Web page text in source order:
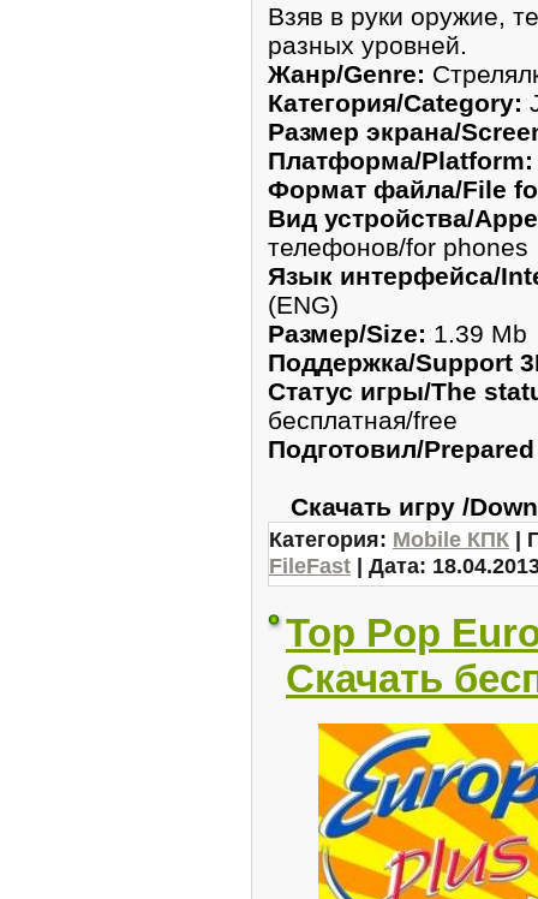
Взяв в руки оружие,
разных уровней.
Жанр/Genre:
Категория/Category:
Размер экрана/
Платформа/Platform:
Формат файла/File
Вид устройства/
телефонов/for phones
Язык интерфейса/
(ENG)
Размер/Size: 1.39 Mb
Поддержка/Support
Статус игры/The
бесплатная/free
Подготовил/
Скачать игру /
Категория: Mobile КПК |
FileFast | Дата:
Top Pop
Скачать